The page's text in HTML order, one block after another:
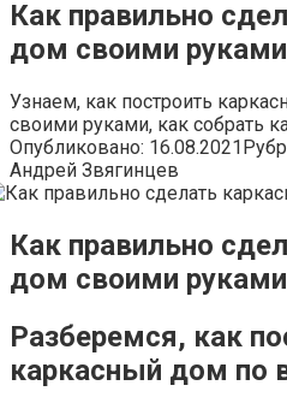
Как правильно
дом своими
Узнаем, как построить
своими руками, как собрать
Опубликовано: 16.08.2021
Андрей Звягинцев
Как правильно
дом своими
Разберемся, как
каркасный дом по